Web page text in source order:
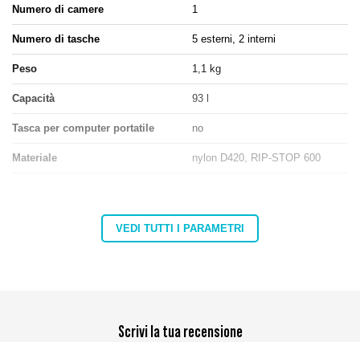
Numero di camere 1
Numero di tasche 5 esterni, 2 interni
Peso 1,1 kg
Capacità 93 l
Tasca per computer portatile no
Materiale nylon D420, RIP-STOP 600
Ente responsabile di questo prodotto nell'UE
Indirizzo:
VEDI TUTTI I PARAMETRI
Scrivi la tua recensione